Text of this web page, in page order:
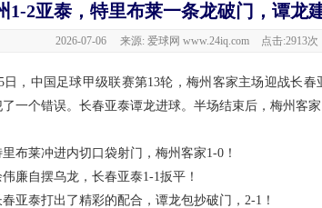
1-2亚泰，特里布莱一条龙破门，谭龙
2026-07-06 来源: 爱球网 www.24iq.com 点击:2913次
日，中国足球甲级联赛第13轮，梅州客家主场迎战长
一个错误。长春亚泰谭龙进球。半场结束后，梅州客家
布莱冲进内切口袋射门，梅州客家1-0！
廉自摆乌龙，长春亚泰1-1扳平！
亚泰打出了精彩的配合，谭龙包抄破门，2-1！